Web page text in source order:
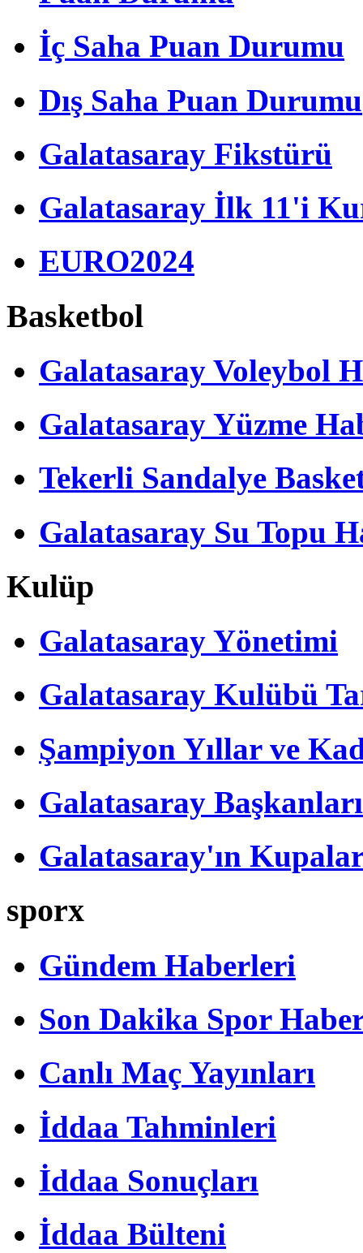
İç Saha Puan Durumu
Dış Saha Puan Durumu
Galatasaray Fikstürü
Galatasaray İlk 11'i
EURO2024
Basketbol
Galatasaray Voleybol
Galatasaray Yüzme
Tekerli Sandalye
Galatasaray Su Topu
Kulüp
Galatasaray Yönetimi
Galatasaray Kulübü
Şampiyon Yıllar ve
Galatasaray Başkanları
Galatasaray'ın
sporx
Gündem Haberleri
Son Dakika Spor
Canlı Maç Yayınları
İddaa Tahminleri
İddaa Sonuçları
İddaa Bülteni